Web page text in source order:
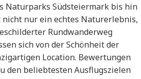
Naturparks Südsteiermark bis hin
nur ein echtes Naturerlebnis,
Rundwanderweg
sich von der Schönheit der
Location. Bewertungen
den beliebtesten Ausflugszielen